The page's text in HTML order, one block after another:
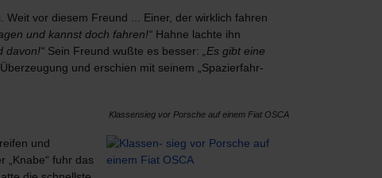
vor diesem Freund ... Einer, der wirklich fahren
und kannst doch fahren!“ Hahne lachte ihn
davon!“ Sein Freund wußte es besser:
„Es gibt eine
und erschien mit seinem „Spazierfahr-
Klassensieg vor Porsche auf einem Fiat OSCA
und
„Knabe“ fuhr das